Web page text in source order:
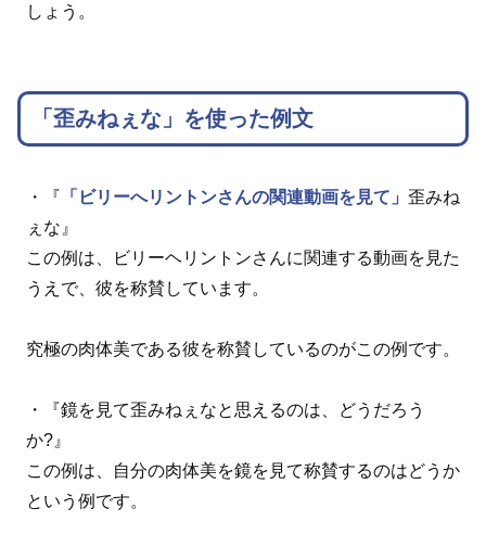
しょう。
「歪みねぇな」を使った例文
・『 「ビリーへリントンさんの関連動画を見て」 歪みね
ぇな』
この例は、ビリーヘリントンさんに関連する動画を見た
うえで、彼を称賛しています。
究極の肉体美である彼を称賛しているのがこの例です。
・『鏡を見て歪みねぇなと思えるのは、どうだろう
か?』
この例は、自分の肉体美を鏡を見て称賛するのはどうか
という例です。